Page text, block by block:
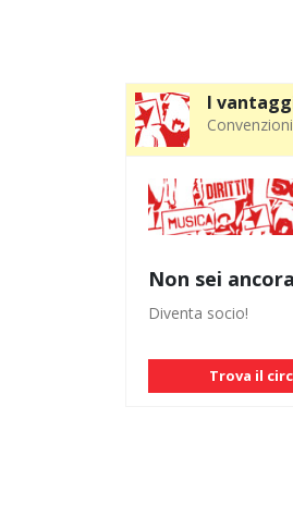
I
Non sei
Diventa socio!
Trova il